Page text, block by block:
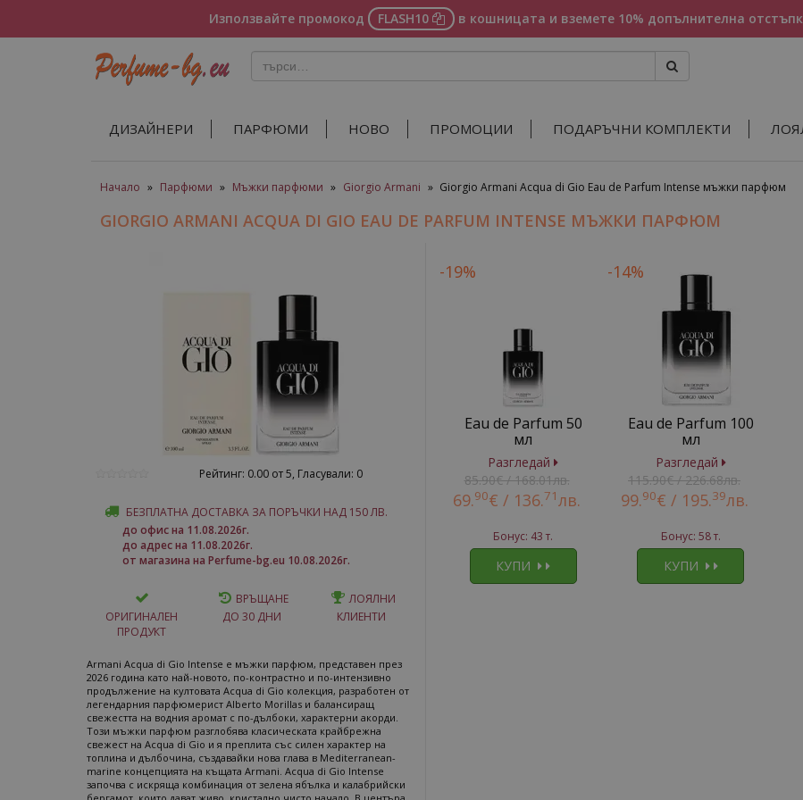
Използвайте промокод FLASH10 в кошницата и вземете 10% допълнителна
ДИЗАЙНЕРИ ПАРФЮМИ НОВО ПРОМОЦИИ ПОДАРЪЧНИ КОМПЛЕКТИ
Начало » Парфюми » Мъжки парфюми » Giorgio Armani » Giorgio Armani Acqua di Gio Eau de Parfum Intense мъжки парфюм
GIORGIO ARMANI ACQUA DI GIO EAU DE PARFUM INTENSE МЪЖКИ ПАРФЮМ
Рейтинг: 0.00 от 5, Гласували: 0
БЕЗПЛАТНА ДОСТАВКА ЗА ПОРЪЧКИ НАД 150 ЛВ.
до офис на 11.08.2026г.
до адрес на 11.08.2026г.
от магазина на Perfume-bg.eu 10.08.2026г.
ОРИГИНАЛЕН
ПРОДУКТ
ВРЪЩАНЕ
ДО 30 ДНИ
ЛОЯЛНИ
КЛИЕНТИ
Armani Acqua di Gio Intense е мъжки парфюм, представен през
2026 година като най-новото, по-контрастно и по-интензивно
продължение на култовата Acqua di Gio колекция, разработен от
легендарния парфюмерист Alberto Morillas и балансиращ
свежестта на водния аромат с по-дълбоки, характерни акорди.
Този мъжки парфюм разглобява класическата крайбрежна
свежест на Acqua di Gio и я преплита със силен характер на
топлина и дълбочина, създавайки нова глава в Mediterranean-
marine концепцията на къщата Armani. Acqua di Gio Intense
започва с искряща комбинация от зелена ябълка и калабрийски
-19%
Eau de Parfum 50
мл
Разгледай
85.90€ / 168.01лв.
69.90€ / 136.71лв.
Бонус: 43 т.
КУПИ
-14%
Eau de Parfum 100
мл
Разгледай
115.90€ / 226.68лв.
99.90€ / 195.39лв.
Бонус: 58 т.
КУПИ